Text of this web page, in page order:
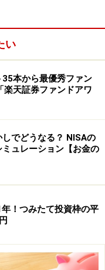
ルト」（債務不履
いるのが格付け機関
です。デフォルト
リスクも高く、格付
い
本から最優秀ファン
楽天証券ファンドアワ
でどうなる？ NISAの
ュレーション【お金の
！つみたて投資枠の平